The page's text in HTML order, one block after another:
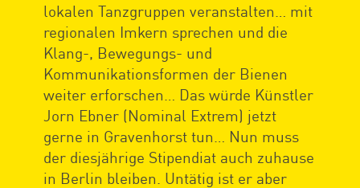
lokalen Tanzgruppen veranstalten… mit
regionalen Imkern sprechen und die
Klang-, Bewegungs- und
Kommunikationsformen der Bienen
weiter erforschen… Das würde Künstler
Jorn Ebner (Nominal Extrem) jetzt
gerne in Gravenhorst tun… Nun muss
der diesjährige Stipendiat auch zuhause
in Berlin bleiben. Untätig ist er aber